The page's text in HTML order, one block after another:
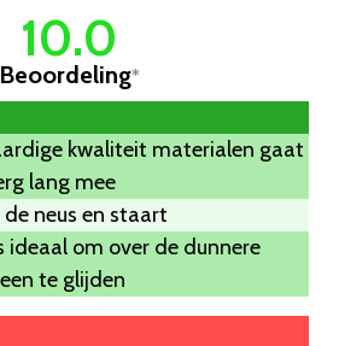
10.0
Beoordeling*
kwaliteit materialen gaat
lang mee
neus en staart
ideaal om over de dunnere
te glijden